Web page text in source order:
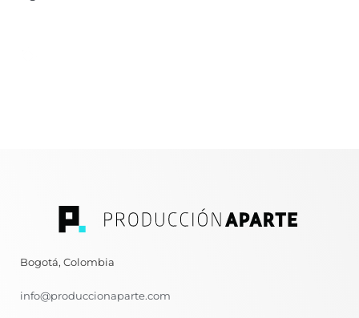
Bogotá, Colombia
info@produccionaparte.com